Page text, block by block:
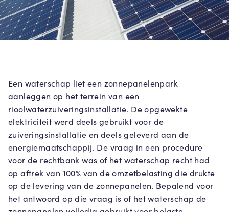
Een waterschap liet een zonnepanelenpark
aanleggen op het terrein van een
rioolwaterzuiveringsinstallatie. De opgewekte
elektriciteit werd deels gebruikt voor de
zuiveringsinstallatie en deels geleverd aan de
energiemaatschappij. De vraag in een procedure
voor de rechtbank was of het waterschap recht had
op aftrek van 100% van de omzetbelasting die drukte
op de levering van de zonnepanelen. Bepalend voor
het antwoord op die vraag is of het waterschap de